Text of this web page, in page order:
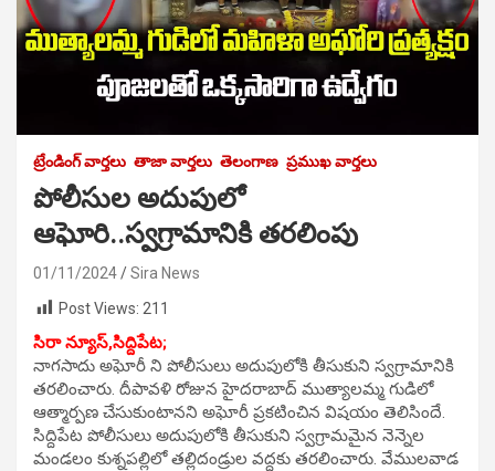
ట్రేండింగ్ వార్తలు తాజా వార్తలు తెలంగాణ ప్రముఖ వార్తలు
పోలీసుల అదుపులో
ఆఘోరి..స్వగ్రామానికి తరలింపు
01/11/2024
Sira News
Post Views: 211
సిరా న్యూస్,సిద్దిపేట;
నాగసాదు అఘోరీ ని పోలీసులు అదుపులోకి తీసుకుని స్వగ్రామానికి
తరలించారు. దీపావళి రోజున హైదరాబాద్ ముత్యాలమ్మ గుడిలో
ఆత్మార్పణ చేసుకుంటానని అఘోరీ ప్రకటించిన విషయం తెలిసిందే.
సిద్దిపేట పోలీసులు అదుపులోకి తీసుకుని స్వగ్రామమైన నెన్నెల
మండలం కుశ్నపల్లిలో తల్లిదండ్రుల వద్దకు తరలించారు. వేములవాడ